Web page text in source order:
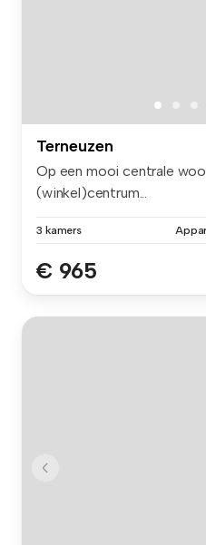
Terneuzen
Op een mooi centrale
(winkel)centrum...
3 kamers
€ 965